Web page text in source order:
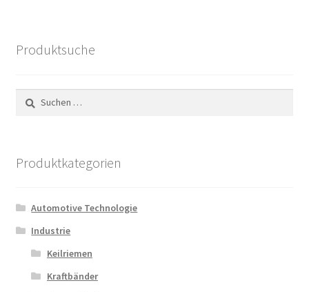
Produktsuche
nach:
Produktkategorien
Automotive Technologie
Industrie
Keilriemen
Kraftbänder